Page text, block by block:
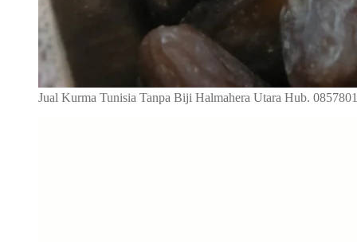
Jual Kurma Tunisia Tanpa Biji Halmahera Utara Hub.